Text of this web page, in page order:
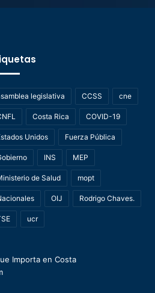
legislativa CCSS cne
Costa Rica COVID-19
Unidos Fuerza Pública
INS MEP
de Salud mopt
OIJ Rodrigo Chaves.
ucr
Importa en Costa